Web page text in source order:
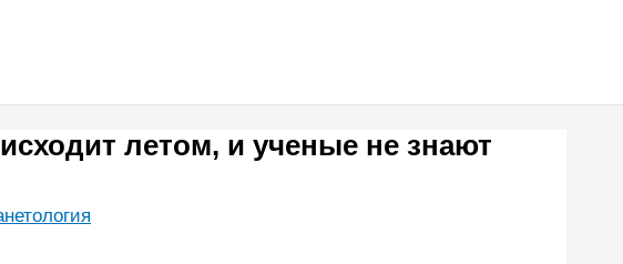
летом, и ученые не знают